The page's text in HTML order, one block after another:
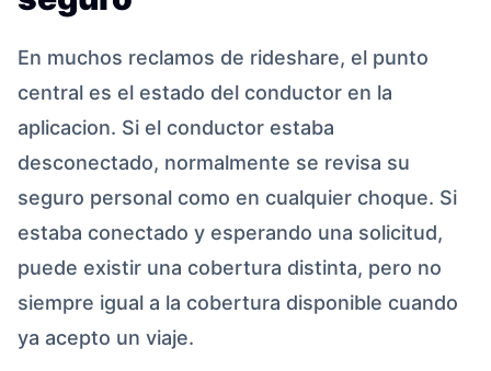
En muchos reclamos de rideshare, el punto
central es el estado del conductor en la
aplicacion. Si el conductor estaba
desconectado, normalmente se revisa su
seguro personal como en cualquier choque. Si
estaba conectado y esperando una solicitud,
puede existir una cobertura distinta, pero no
siempre igual a la cobertura disponible cuando
ya acepto un viaje.